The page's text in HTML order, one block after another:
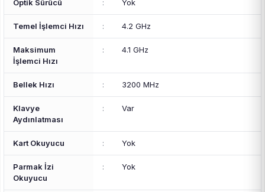
Optik Sürücü : Yok
Temel İşlemci Hızı : 4.2 GHz
Maksimum
İşlemci Hızı
: 4.1 GHz
Bellek Hızı : 3200 MHz
Klavye
Aydınlatması
: Var
Kart Okuyucu : Yok
Parmak İzi
Okuyucu
: Yok